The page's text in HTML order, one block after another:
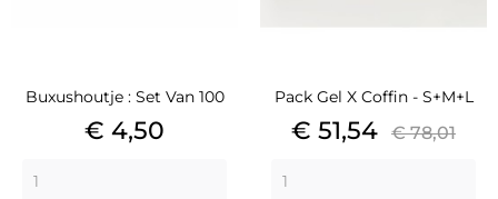
Buxushoutje : Set Van 100
Prijs
€ 4,50
Pack Gel X Coffin - S+M+L
Prijs
€ 51,54 € 78,01